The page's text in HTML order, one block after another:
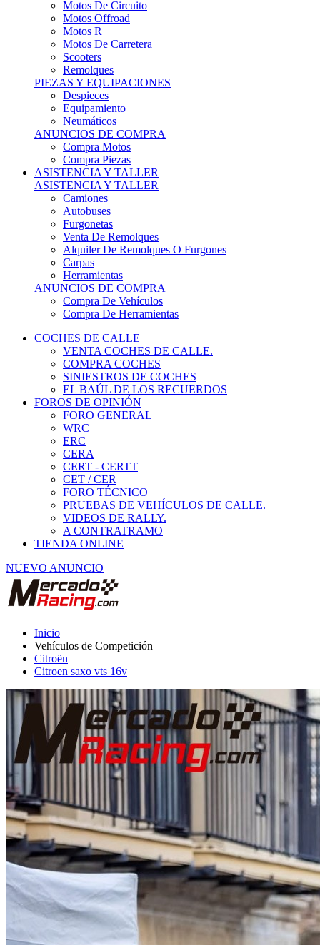
Motos R
Motos De Carretera
Scooters
Remolques
PIEZAS Y EQUIPACIONES
Despieces
Equipamiento
Neumáticos
ANUNCIOS DE COMPRA
Compra Motos
Compra Piezas
ASISTENCIA Y TALLER
ASISTENCIA Y TALLER
Camiones
Autobuses
Furgonetas
Venta De Remolques
Alquiler De Remolques O Furgones
Carpas
Herramientas
ANUNCIOS DE COMPRA
Compra De Vehículos
Compra De Herramientas
COCHES DE CALLE
VENTA COCHES DE CALLE.
COMPRA COCHES
SINIESTROS DE COCHES
EL BAÚL DE LOS RECUERDOS
FOROS DE OPINIÓN
FORO GENERAL
WRC
ERC
CERA
CERT - CERTT
CET / CER
FORO TÉCNICO
PRUEBAS DE VEHÍCULOS DE CALLE.
VIDEOS DE RALLY.
A CONTRATRAMO
TIENDA ONLINE
NUEVO ANUNCIO
Vehículos de Competición
Citroën
Citroen saxo vts 16v